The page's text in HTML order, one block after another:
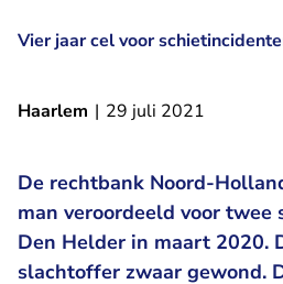
Vier jaar cel voor
Haarlem | 29 juli 2021
De rechtbank Noord-
man veroordeeld voor
Den Helder in maart 2020.
slachtoffer zwaar gewond.